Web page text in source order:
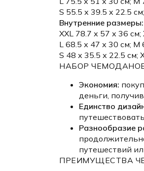
S 55.5 x 39.5 x 22.5
Внутренние размеры:
XXL 78.7 х 57 х 36
L 68.5 х 47 х 30 см; М
S 48 х 35.5 х 22.5 см;
НАБОР
Экономия:
деньги,
Единство
Разнообразие
путешествий
ПРЕИМУЩЕСТВА